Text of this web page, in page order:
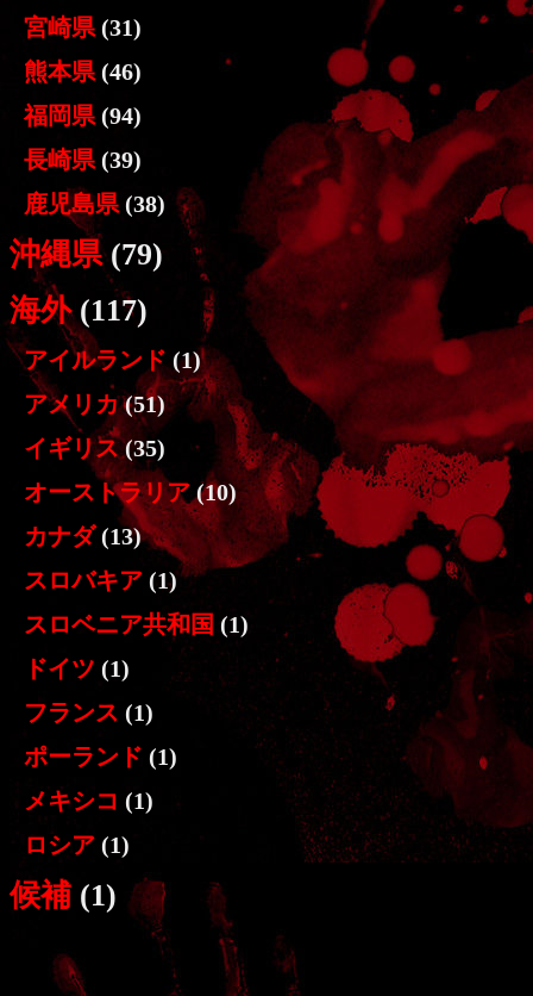
宮崎県 (31)
熊本県 (46)
福岡県 (94)
長崎県 (39)
鹿児島県 (38)
沖縄県(79)
海外(117)
アイルランド (1)
アメリカ(51)
イギリス(35)
オーストラリア(10)
カナダ(13)
スロバキア (1)
スロベニア共和国 (1)
ドイツ (1)
フランス (1)
ポーランド (1)
メキシコ (1)
ロシア (1)
候補 (1)